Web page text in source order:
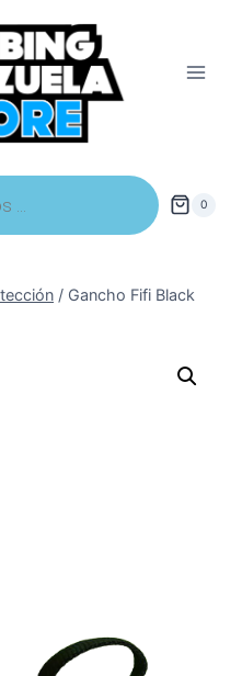
0
/ Gancho Fifi Black